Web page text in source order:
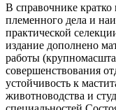
В справочнике
племенного дела и
практической
издание дополнено
работы
совершенствования
устойчивость к
животноводства и